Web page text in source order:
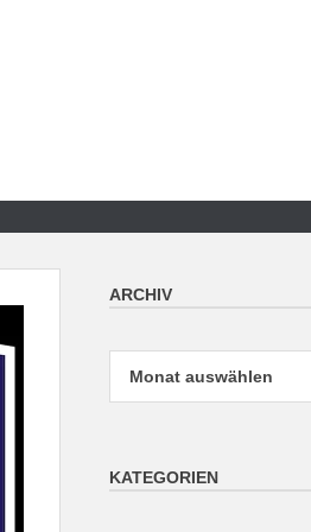
ARCHIV
KATEGORIEN